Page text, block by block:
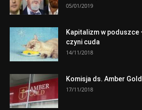
05/01/2019
Kapitalizm w
czyni cuda
14/11/2018
Komisja ds. Amber
17/11/2018